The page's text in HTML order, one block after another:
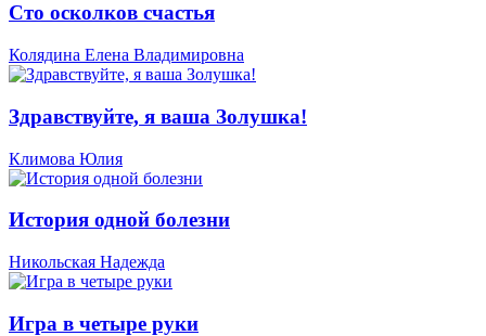
Сто осколков счастья
Колядина Елена Владимировна
Здравствуйте, я ваша Золушка!
Климова Юлия
История одной болезни
Никольская Надежда
Игра в четыре руки